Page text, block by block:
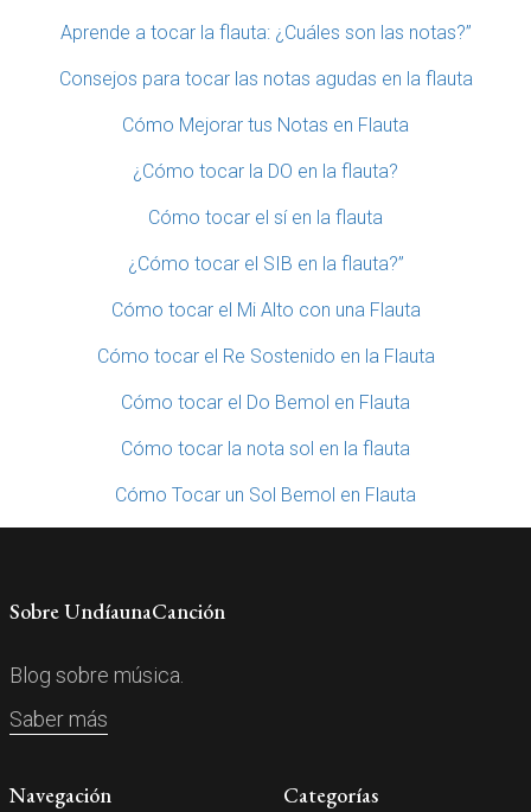
Aprende a tocar la flauta: ¿Cuáles son las notas?”
Consejos para tocar las notas agudas en la flauta
Cómo Mejorar tus Notas en Flauta
¿Cómo tocar la DO en la flauta?
Cómo tocar el sí en la flauta
¿Cómo tocar el SIB en la flauta?”
Cómo tocar el Mi Alto con una Flauta
Cómo tocar el Re Sostenido en la Flauta
Cómo tocar el Do Bemol en Flauta
Cómo tocar la nota sol en la flauta
Cómo Tocar un Sol Bemol en Flauta
Sobre UndíaunaCanción
Blog sobre música.
Saber más
Navegación Categorías